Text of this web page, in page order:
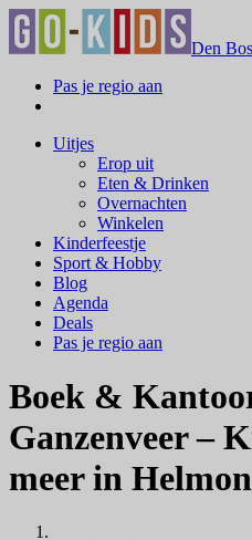
Den
Pas je regio aan
Uitjes
Erop uit
Eten & Drinken
Overnachten
Winkelen
Kinderfeestje
Sport & Hobby
Blog
Agenda
Deals
Pas je regio aan
Boek &
Ganzenveer –
meer in